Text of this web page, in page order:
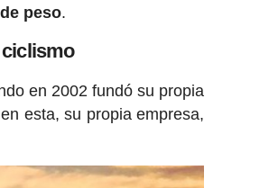
peso.
ciclismo
en 2002 fundó su propia
esta, su propia empresa,